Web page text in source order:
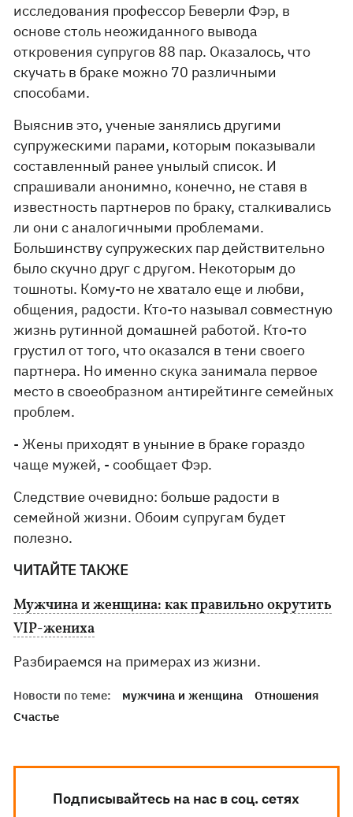
исследования профессор Беверли Фэр, в
основе столь неожиданного вывода
откровения супругов 88 пар. Оказалось, что
скучать в браке можно 70 различными
способами.
Выяснив это, ученые занялись другими
супружескими парами, которым показывали
составленный ранее унылый список. И
спрашивали анонимно, конечно, не ставя в
известность партнеров по браку, сталкивались
ли они с аналогичными проблемами.
Большинству супружеских пар действительно
было скучно друг с другом. Некоторым до
тошноты. Кому-то не хватало еще и любви,
общения, радости. Кто-то называл совместную
жизнь рутинной домашней работой. Кто-то
грустил от того, что оказался в тени своего
партнера. Но именно скука занимала первое
место в своеобразном антирейтинге семейных
проблем.
- Жены приходят в уныние в браке гораздо
чаще мужей, - сообщает Фэр.
Следствие очевидно: больше радости в
семейной жизни. Обоим супругам будет
полезно.
ЧИТАЙТЕ ТАКЖЕ
Мужчина и женщина: как правильно окрутить
VIP-жениха
Разбираемся на примерах из жизни.
Новости по теме: мужчина и женщина
Отношения
Счастье
Подписывайтесь на нас в соц. сетях